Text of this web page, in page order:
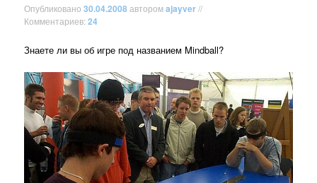
Опубликовано30.04.2008авторомajayver//
Комментариев:24
Знаете ли вы об игре под названием Mindball?